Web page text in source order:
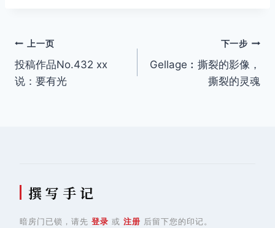
文
章
上一页
投稿作品No.432 xx
说：要有光
下一步
Gellage︰撕裂的影像，
撕裂的灵魂
撰 写 手 记
暗房门已锁，请先 登录 或 注册 后留下您的印记。